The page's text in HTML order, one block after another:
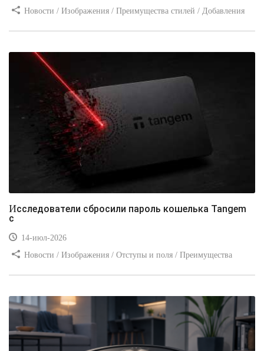
Новости / Изображения / Преимущества стилей / Добавления
Исследователи сбросили пароль кошелька Tangem
с
14-июл-2026
Новости / Изображения / Отступы и поля / Преимущества